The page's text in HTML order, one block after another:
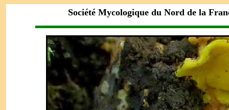
Société Mycologique du Nord de la